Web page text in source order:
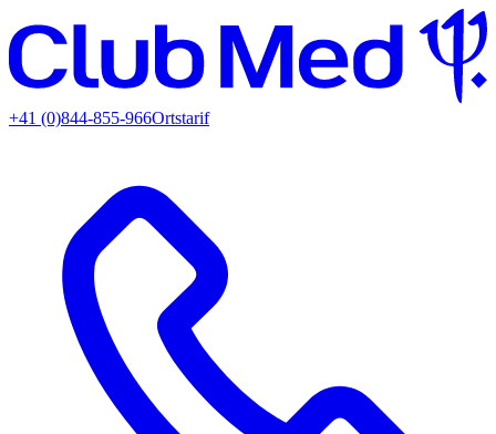
+41 (0)844-855-966Ortstarif